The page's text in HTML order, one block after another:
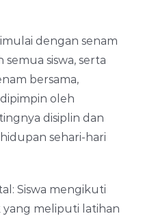
dengan senam
siswa, serta
bersama,
oleh
disiplin dan
sehari-hari
Siswa mengikuti
yang meliputi latihan